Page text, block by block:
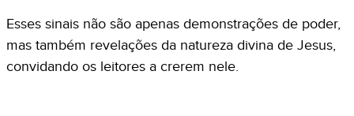
Esses sinais não são apenas demonstrações de poder,
mas também revelações da natureza divina de Jesus,
convidando os leitores a crerem nele.